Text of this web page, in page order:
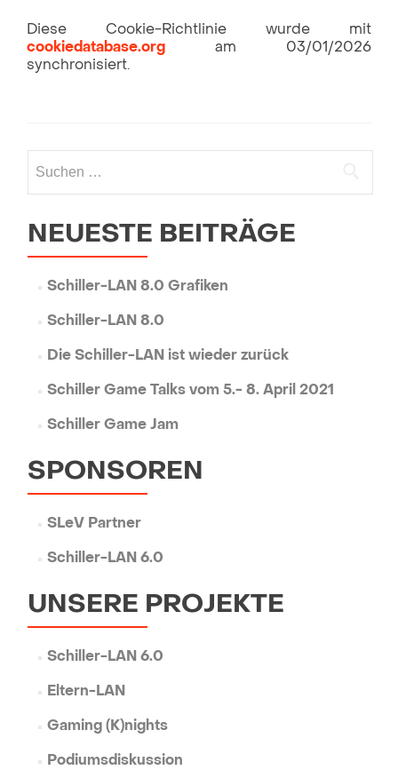
Diese Cookie-Richtlinie wurde mit
cookiedatabase.org am 03/01/2026
synchronisiert.
NEUESTE BEITRÄGE
Schiller-LAN 8.0 Grafiken
Schiller-LAN 8.0
Die Schiller-LAN ist wieder zurück
Schiller Game Talks vom 5.- 8. April 2021
Schiller Game Jam
SPONSOREN
SLeV Partner
Schiller-LAN 6.0
UNSERE PROJEKTE
Schiller-LAN 6.0
Eltern-LAN
Gaming (K)nights
Podiumsdiskussion